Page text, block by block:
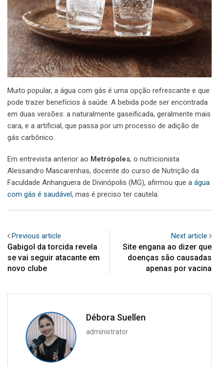
Muito popular, a água com gás é uma opção refrescante e que
pode trazer benefícios à saúde. A bebida pode ser encontrada
em duas versões: a naturalmente gaseificada, geralmente mais
cara, e a artificial, que passa por um processo de adição de
gás carbônico.
Em entrevista anterior ao Metrópoles, o nutricionista
Alessandro Mascarenhas, docente do curso de Nutrição da
Faculdade Anhanguera de Divinópolis (MG), afirmou que a água
com gás é saudável, mas é preciso ter cautela.
Previous article
Gabigol da torcida revela
se vai seguir atacante em
novo clube
Next article
Site engana ao dizer que
doenças são causadas
apenas por vacina
Débora Suellen
administrator